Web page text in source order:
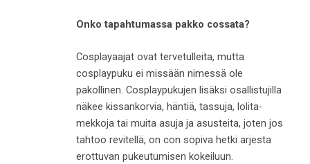
Onko tapahtumassa pakko cossata?
Cosplayaajat ovat tervetulleita, mutta
cosplaypuku ei missään nimessä ole
pakollinen. Cosplaypukujen lisäksi osallistujilla
näkee kissankorvia, häntiä, tassuja, lolita-
mekkoja tai muita asuja ja asusteita, joten jos
tahtoo revitellä, on con sopiva hetki arjesta
erottuvan pukeutumisen kokeiluun.